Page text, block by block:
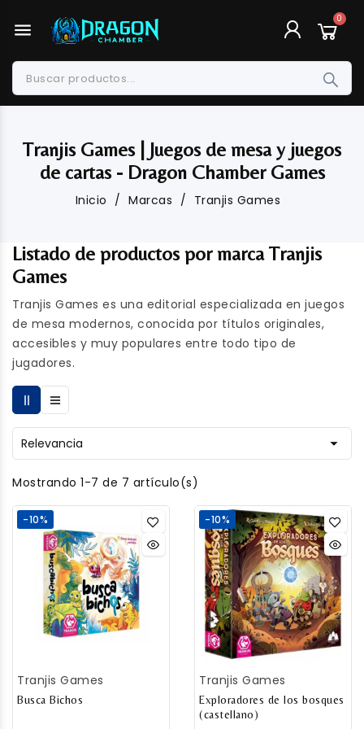
menu
Tranjis Games | Juegos de mesa y juegos
de cartas - Dragon Chamber Games
Inicio Marcas Tranjis Games
Listado de productos por marca Tranjis
Games
Tranjis Games es una editorial especializada en juegos
de mesa modernos, conocida por títulos originales,
accesibles y muy populares entre todo tipo de
jugadores.
Relevancia 
Mostrando 1-7 de 7 artículo(s)
-10%
Tranjis Games
Busca Bichos
-10%
Tranjis Games
Exploradores de los bosques
(castellano)